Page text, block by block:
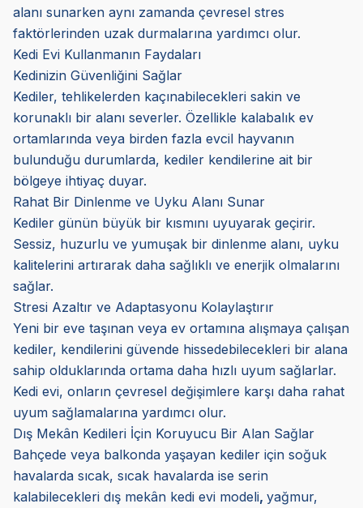
alanı sunarken aynı zamanda çevresel stres
faktörlerinden uzak durmalarına yardımcı olur.
Kedi Evi Kullanmanın Faydaları
Kedinizin Güvenliğini Sağlar
Kediler, tehlikelerden kaçınabilecekleri sakin ve
korunaklı bir alanı severler. Özellikle kalabalık ev
ortamlarında veya birden fazla evcil hayvanın
bulunduğu durumlarda, kediler kendilerine ait bir
bölgeye ihtiyaç duyar.
Rahat Bir Dinlenme ve Uyku Alanı Sunar
Kediler günün büyük bir kısmını uyuyarak geçirir.
Sessiz, huzurlu ve yumuşak bir dinlenme alanı, uyku
kalitelerini artırarak daha sağlıklı ve enerjik olmalarını
sağlar.
Stresi Azaltır ve Adaptasyonu Kolaylaştırır
Yeni bir eve taşınan veya ev ortamına alışmaya çalışan
kediler, kendilerini güvende hissedebilecekleri bir alana
sahip olduklarında ortama daha hızlı uyum sağlarlar.
Kedi evi, onların çevresel değişimlere karşı daha rahat
uyum sağlamalarına yardımcı olur.
Dış Mekân Kedileri İçin Koruyucu Bir Alan Sağlar
Bahçede veya balkonda yaşayan kediler için soğuk
havalarda sıcak, sıcak havalarda ise serin
kalabilecekleri dış mekân kedi evi modeli, yağmur,